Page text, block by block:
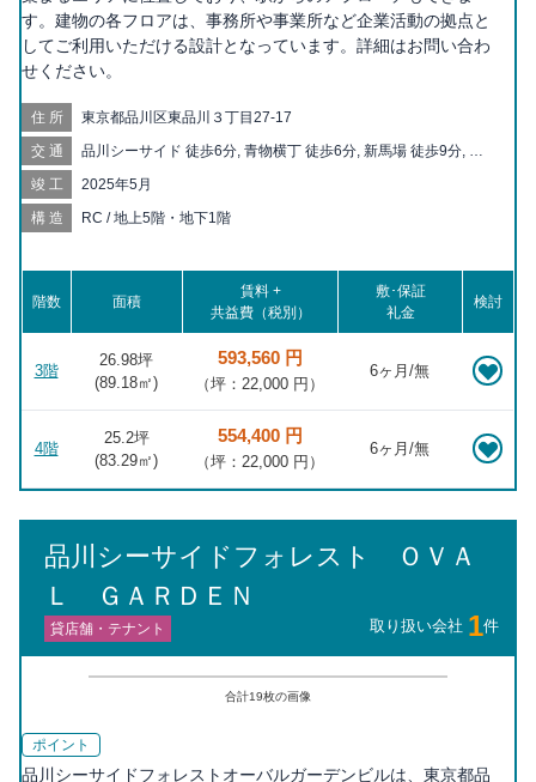
す。建物の各フロアは、事務所や事業所など企業活動の拠点と
してご利用いただける設計となっています。詳細はお問い合わ
せください。
住所 東京都品川区東品川３丁目27-17
交通
品川シーサイド 徒歩6分, 青物横丁 徒歩6分, 新馬場 徒歩9分, 鮫
徒歩18分, 立会川 徒歩20分
竣工 2025年5月
構造 RC / 地上5階・地下1階
階数 面積
賃料 +
共益費（税別）
敷･保証
礼金
検討
3階
26.98坪
(89.18㎡)
593,560 円
（坪：22,000 円）
6ヶ月/無
4階
25.2坪
(83.29㎡)
554,400 円
（坪：22,000 円）
6ヶ月/無
品川シーサイドフォレスト ＯＶＡ
Ｌ ＧＡＲＤＥＮ
貸店舗・テナント 取り扱い会社 1件
合計19枚の画像
ポイント
品川シーサイドフォレストオーバルガーデンビルは、東京都品